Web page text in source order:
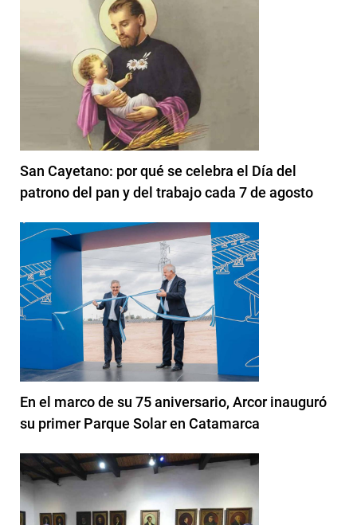
San Cayetano: por qué se celebra el Día del
patrono del pan y del trabajo cada 7 de agosto
En el marco de su 75 aniversario, Arcor inauguró
su primer Parque Solar en Catamarca